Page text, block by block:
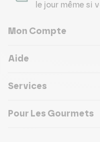
le jour même si
Mon Compte
Aide
Services
Pour Les Gourmets